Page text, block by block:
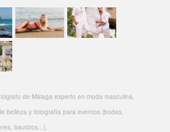
de Málaga experto en moda masculina,
belleza y fotografía para eventos (bodas,
bautizos...).